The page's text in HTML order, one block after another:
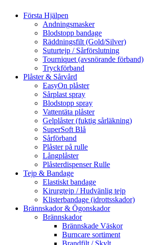
Första Hjälpen
Andningsmasker
Blodstopp bandage
Räddningsfilt (Gold/Silver)
Suturtejp / Sårförslutning
Tourniquet (avsnörande förband)
Tryckförband
Plåster & Sårvård
EasyOn plåster
Sårplast spray
Blodstopp spray
Vattentäta plåster
Gelplåster (fuktig sårläkning)
SuperSoft Blå
Sårförband
Plåster på rulle
Långplåster
Plåsterdispenser Rulle
Tejp & Bandage
Elastiskt bandage
Kirurgtejp / Hudvänlig tejp
Klisterbandage (idrottsskador)
Brännskador & Ögonskador
Brännskador
Brännskade Väskor
Burncare sortiment
Brandfilt / Skylt